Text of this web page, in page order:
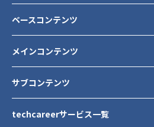
Backlog
GitHub
Next.js
東京都
渋谷区
メインコンテンツ
サブコンテンツ
ベースコンテンツ
techcareerサービス一覧